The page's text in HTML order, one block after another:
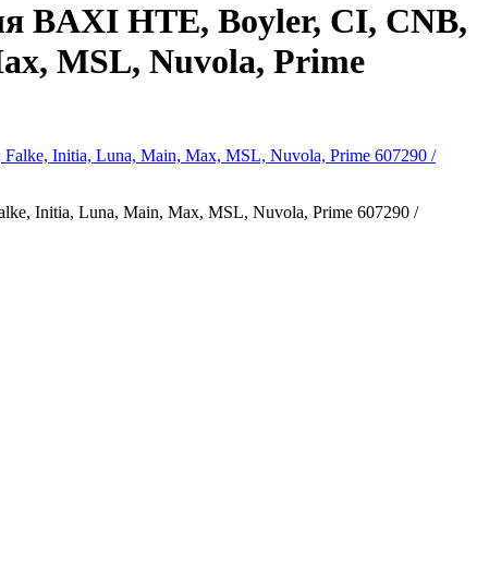
BAXI HTE, Boyler, CI, CNB,
MSL, Nuvola, Prime
Initia, Luna, Main, Max, MSL, Nuvola, Prime 607290 /